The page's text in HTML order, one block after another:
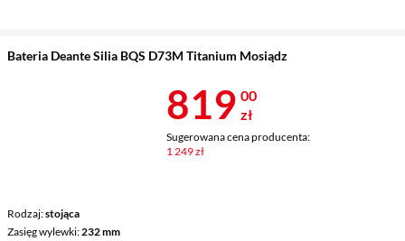
Bateria Deante Silia BQS D73M Titanium Mosiądz
Rodzaj stojąca
Zasięg wylewki 232 mm
Cena 819 zł
819 00
zł
Sugerowana cena producenta:
1 249 zł